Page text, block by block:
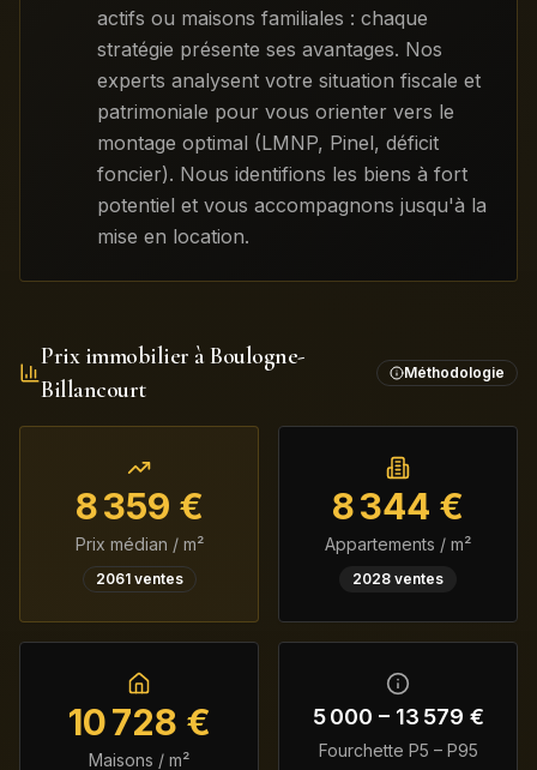
actifs ou maisons familiales : chaque
stratégie présente ses avantages. Nos
experts analysent votre situation fiscale et
patrimoniale pour vous orienter vers le
montage optimal (LMNP, Pinel, déficit
foncier). Nous identifions les biens à fort
potentiel et vous accompagnons jusqu'à la
mise en location.
Prix immobilier àBoulogne-
Billancourt
Méthodologie
8 359 €
Prix médian / m²
2061ventes
8 344 €
Appartements / m²
2028 ventes
10 728 €
Maisons / m²
5 000 – 13 579 €
Fourchette P5 – P95